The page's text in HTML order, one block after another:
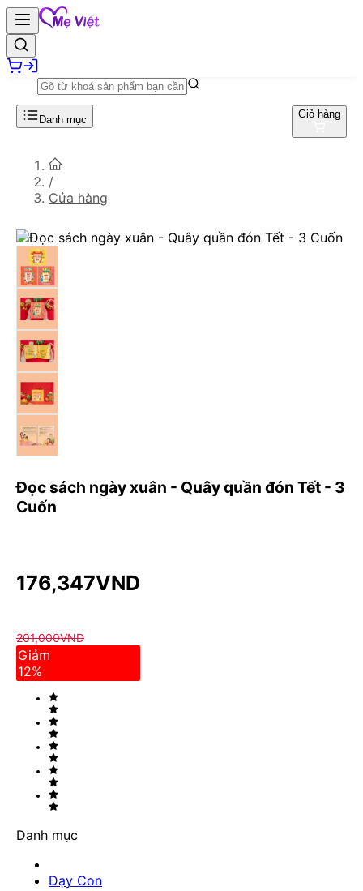
Danh mục Giỏ hàng
/
Cửa hàng
Đọc sách ngày xuân - Quây quần đón Tết - 3
Cuốn
176,347VND
201,000VND
Giảm
12%
Danh mục
Dạy Con